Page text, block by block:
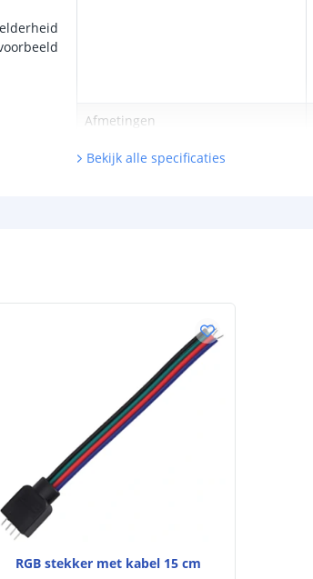
Afmetingen
Uitleg video:
Bekijk alle specificaties
RGB stekker met kabel 15 cm